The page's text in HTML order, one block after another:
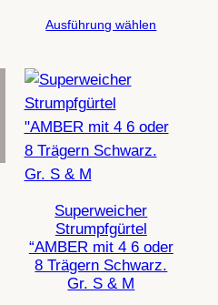
Ausführung wählen
Superweicher
Strumpfgürtel
“AMBER mit 4 6 oder
8 Trägern Schwarz.
Gr. S & M